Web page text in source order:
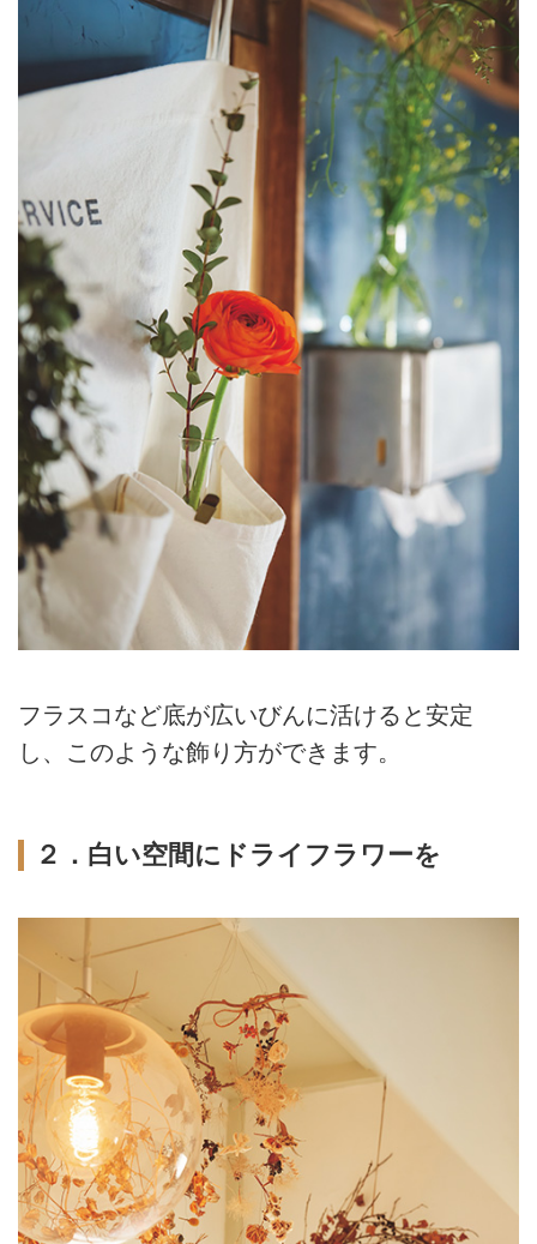
を連想させるインテリアカラーに
植物を合わせるのが山下さん流。
光の入り方を見ながらベストポジ
ションを探したり、枯れた姿もそ
のまま愛でたりと、植物の自然な
姿をまるごと楽しむヒントが詰ま
っています。 （『天然生活』
2025年5月号掲載）
フラスコなど底が広いびんに活けると安定
し、このような飾り方ができます。
２．白い空間にドライフラワーを